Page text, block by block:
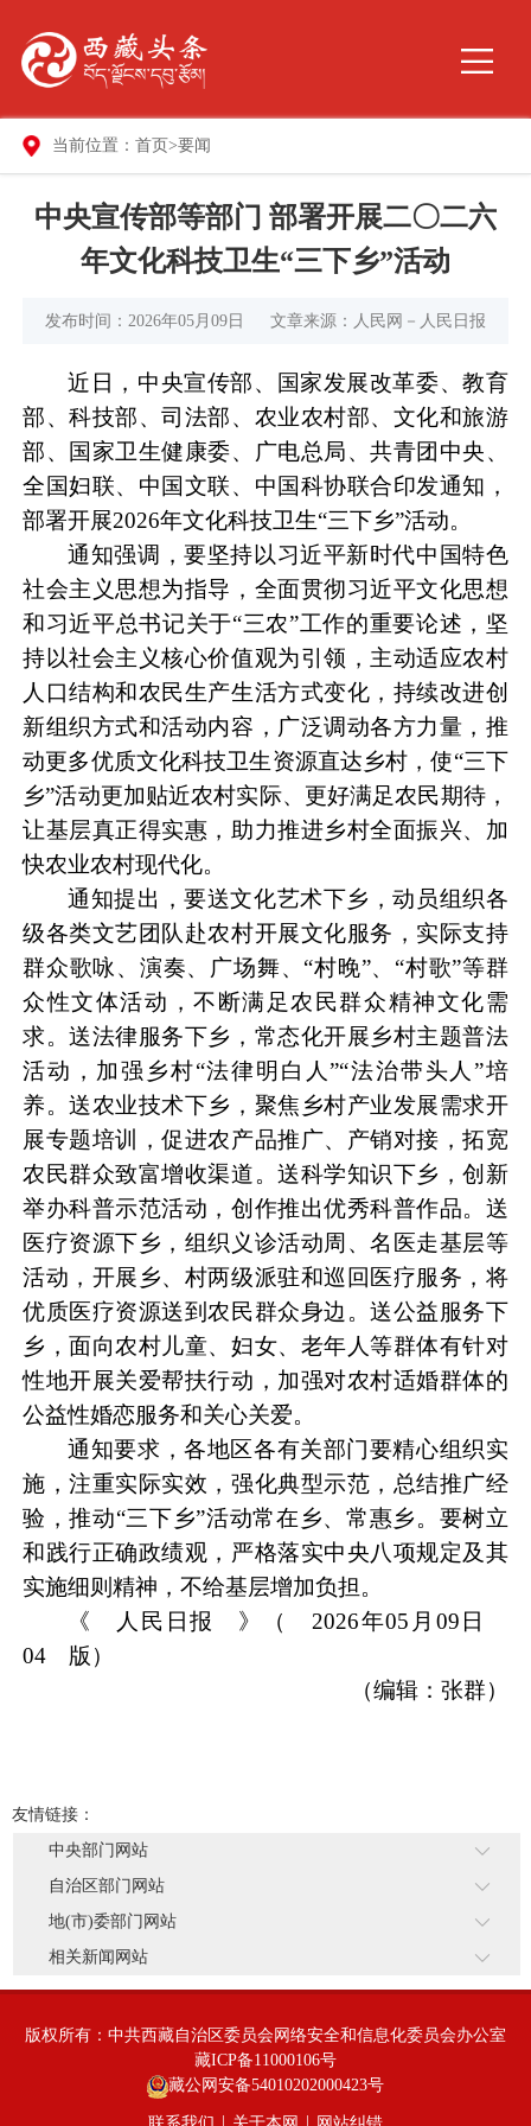
当前位置： 首页 >要闻
中央宣传部等部门 部署开展二〇二六
年文化科技卫生“三下乡”活动
发布时间：2026年05月09日 文章来源：人民网－人民日报
近日，中央宣传部、国家发展改革委、教育
部、科技部、司法部、农业农村部、文化和旅游
部、国家卫生健康委、广电总局、共青团中央、
全国妇联、中国文联、中国科协联合印发通知，
部署开展2026年文化科技卫生“三下乡”活动。
通知强调，要坚持以习近平新时代中国特色
社会主义思想为指导，全面贯彻习近平文化思想
和习近平总书记关于“三农”工作的重要论述，坚
持以社会主义核心价值观为引领，主动适应农村
人口结构和农民生产生活方式变化，持续改进创
新组织方式和活动内容，广泛调动各方力量，推
动更多优质文化科技卫生资源直达乡村，使“三下
乡”活动更加贴近农村实际、更好满足农民期待，
让基层真正得实惠，助力推进乡村全面振兴、加
快农业农村现代化。
通知提出，要送文化艺术下乡，动员组织各
级各类文艺团队赴农村开展文化服务，实际支持
群众歌咏、演奏、广场舞、“村晚”、“村歌”等群
众性文体活动，不断满足农民群众精神文化需
求。送法律服务下乡，常态化开展乡村主题普法
活动，加强乡村“法律明白人”“法治带头人”培
养。送农业技术下乡，聚焦乡村产业发展需求开
展专题培训，促进农产品推广、产销对接，拓宽
农民群众致富增收渠道。送科学知识下乡，创新
举办科普示范活动，创作推出优秀科普作品。送
医疗资源下乡，组织义诊活动周、名医走基层等
活动，开展乡、村两级派驻和巡回医疗服务，将
优质医疗资源送到农民群众身边。送公益服务下
乡，面向农村儿童、妇女、老年人等群体有针对
性地开展关爱帮扶行动，加强对农村适婚群体的
公益性婚恋服务和关心关爱。
通知要求，各地区各有关部门要精心组织实
施，注重实际实效，强化典型示范，总结推广经
验，推动“三下乡”活动常在乡、常惠乡。要树立
和践行正确政绩观，严格落实中央八项规定及其
实施细则精神，不给基层增加负担。
《 人民日报 》（ 2026年05月09日
04 版）
（编辑：张群）
友情链接：
中央部门网站
自治区部门网站
地(市)委部门网站
相关新闻网站
版权所有：中共西藏自治区委员会网络安全和信息化委员会办公室
藏ICP备11000106号
藏公网安备54010202000423号